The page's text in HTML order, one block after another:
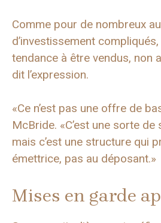
Comme pour de nombreux
d’investissement
tendance à être vendus, non
dit l’expression.
«Ce n’est pas une offre de
McBride. «C’est une sorte
mais c’est une structure qui
émettrice, pas au déposant.»
Mises en garde